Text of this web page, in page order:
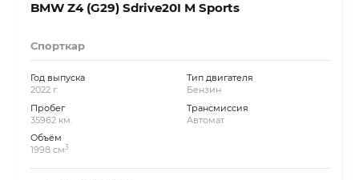
BMW Z4 (G29) Sdrive20I M Sports
Спорткар
Год выпуска
2022 г.
Пробег
35962 км.
Объём
1998 см3
Тип двигателя
Бензин
Трансмиссия
Автомат